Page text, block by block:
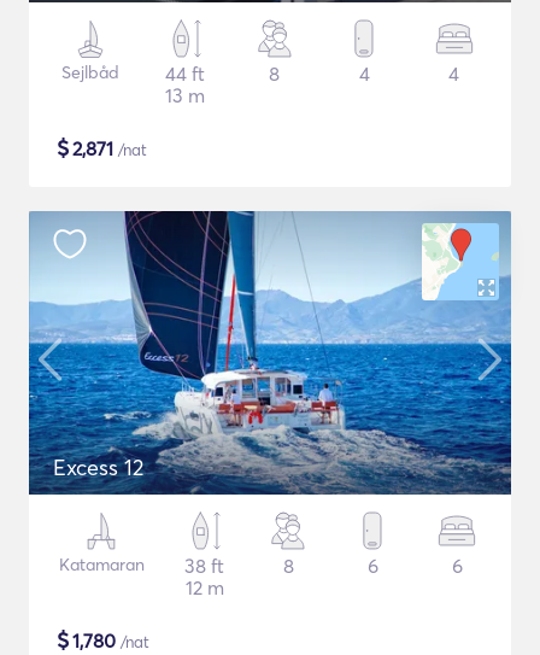
Sejlbåd
44 ft
13 m
8 4 4
$2,871 /nat
Excess 12
Katamaran
38 ft
12 m
8 6 6
$1,780 /nat